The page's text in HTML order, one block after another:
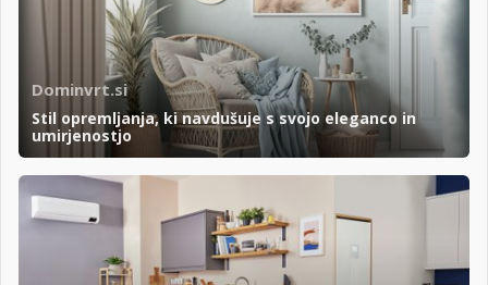
Dominvrt.si
Stil opremljanja, ki navdušuje s svojo eleganco in
umirjenostjo